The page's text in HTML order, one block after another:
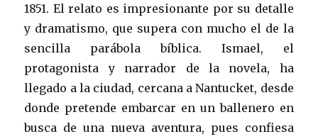
1851. El relato es impresionante por su detalle
y dramatismo, que supera con mucho el de la
sencilla parábola bíblica. Ismael, el
protagonista y narrador de la novela, ha
llegado a la ciudad, cercana a Nantucket, desde
donde pretende embarcar en un ballenero en
busca de una nueva aventura, pues confiesa